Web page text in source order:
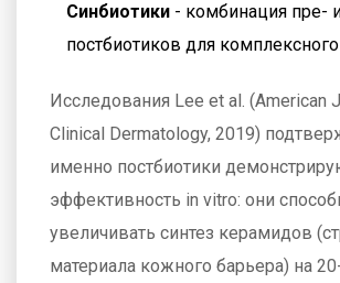
Синбиотики - комбинация пре-
постбиотиков для
Исследования Lee et al. (American
Clinical Dermatology, 2019)
именно постбиотики
эффективность in vitro: они
увеличивать синтез керамидов
материала кожного барьера) на